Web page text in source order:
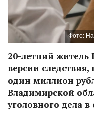
Фото:
20-летний житель
версии
один миллион
Владимирской
уголовного дела в